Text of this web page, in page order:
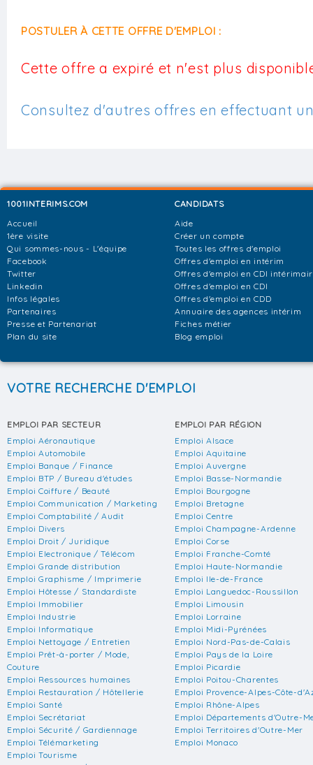
POSTULER À CETTE OFFRE D'EMPLOI :
Cette offre a expiré et n'est plus
Consultez d'autres offres en effectuant
1001INTERIMS.COM
Accueil
1ère visite
Qui sommes-nous - L'équipe
Facebook
Twitter
Linkedin
Infos légales
Partenaires
Presse et Partenariat
Plan du site
CANDIDATS
Aide
Créer un compte
Toutes les offres d'emploi
Offres d'emploi en intérim
Offres d'emploi en CDI
Offres d'emploi en CDI
Offres d'emploi en CDD
Annuaire des agences intérim
Fiches métier
Blog emploi
VOTRE RECHERCHE D'EMPLOI
EMPLOI PAR SECTEUR
Emploi Aéronautique
Emploi Automobile
Emploi Banque / Finance
Emploi BTP / Bureau d'études
Emploi Coiffure / Beauté
Emploi Communication / Marketing
Emploi Comptabilité / Audit
Emploi Divers
Emploi Droit / Juridique
Emploi Electronique / Télécom
Emploi Grande distribution
Emploi Graphisme / Imprimerie
Emploi Hôtesse / Standardiste
Emploi Immobilier
Emploi Industrie
Emploi Informatique
Emploi Nettoyage / Entretien
Emploi Prêt-à-porter / Mode,
Couture
Emploi Ressources humaines
Emploi Restauration / Hôtellerie
Emploi Santé
Emploi Secrétariat
Emploi Sécurité / Gardiennage
Emploi Télémarketing
Emploi Tourisme
EMPLOI PAR RÉGION
Emploi Alsace
Emploi Aquitaine
Emploi Auvergne
Emploi Basse-Normandie
Emploi Bourgogne
Emploi Bretagne
Emploi Centre
Emploi Champagne-Ardenne
Emploi Corse
Emploi Franche-Comté
Emploi Haute-Normandie
Emploi Ile-de-France
Emploi Languedoc-Roussillon
Emploi Limousin
Emploi Lorraine
Emploi Midi-Pyrénées
Emploi Nord-Pas-de-Calais
Emploi Pays de la Loire
Emploi Picardie
Emploi Poitou-Charentes
Emploi Provence-Alpes-Côte-
Emploi Rhône-Alpes
Emploi Départements d'Outre-
Emploi Territoires d'Outre-Mer
Emploi Monaco